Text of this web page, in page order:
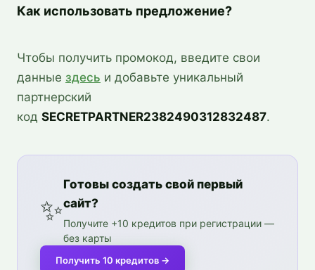
Как использовать предложение?
Чтобы получить промокод, введите свои
данные здесь и добавьте уникальный
партнерский
код SECRETPARTNER2382490312832487.
✨
Готовы создать свой первый
сайт?
Получите +10 кредитов при регистрации —
без карты
Получить 10 кредитов →